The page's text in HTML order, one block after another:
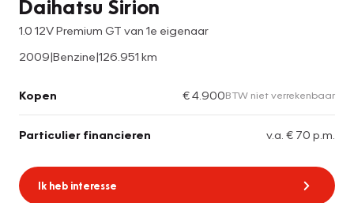
Daihatsu Sirion
1.0 12V Premium GT van 1e eigenaar
2009|Benzine|126.951 km
Kopen € 4.900BTW niet verrekenbaar
Particulier financieren v.a. € 70 p.m.
Ik heb interesse